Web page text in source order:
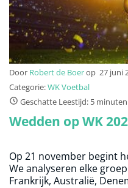
Door Robert de Boerop 27 juni
Categorie:WK Voetbal
Geschatte Leestijd: 5 minuten
Wedden op WK
Op 21 november begint
We analyseren elke
Frankrijk, Australië,